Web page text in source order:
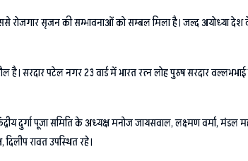
रोजगार सृजन की सम्भावनाओं को सम्बल मिला है। जल्द अयोध्या
सरदार पटेल नगर 23 वार्ड में भारत रत्न लोह पुरुष सरदार
दुर्गा पूजा समिति के अध्यक्ष मनोज जायसवाल, लक्ष्मण वर्मा, मंडल
रावत उपस्थित रहे।